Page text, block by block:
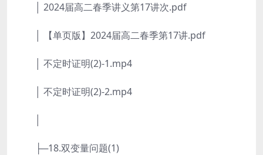
│ 2024届高二春季讲义第17讲次.pdf
│ 【单页版】2024届高二春季第17讲.pdf
│ 不定时证明(2)-1.mp4
│ 不定时证明(2)-2.mp4
├─18.双变量问题(1)